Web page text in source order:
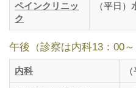
ペインクリニッ
ク
（平日
午後（診察は内科13：00～
内科